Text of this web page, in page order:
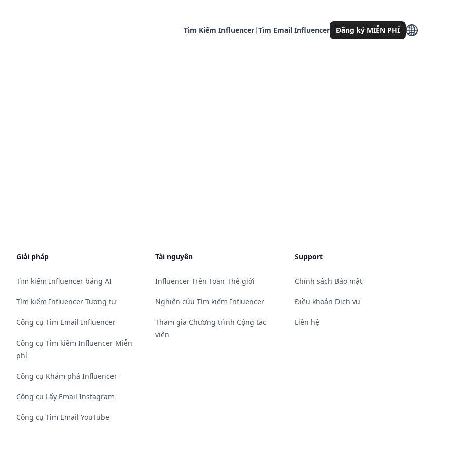
Tìm Kiếm Influencer|Tìm Email Influencer Đăng ký MIỄN PHÍ
Giải pháp
Tìm kiếm Influencer bằng AI
Tìm kiếm Influencer Tương tự
Công cụ Tìm Email Influencer
Công cụ Tìm kiếm Influencer Miễn
phí
Công cụ Khám phá Influencer
Công cụ Lấy Email Instagram
Công cụ Tìm Email YouTube
Tài nguyên
Influencer Trên Toàn Thế giới
Nghiên cứu Tìm kiếm Influencer
Tham gia Chương trình Cộng tác
viên
Support
Chính sách Bảo mật
Điều khoản Dịch vụ
Liên hệ